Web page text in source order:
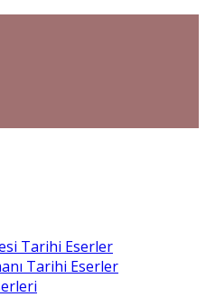
Tarihi Eserler
Tarihi Eserler